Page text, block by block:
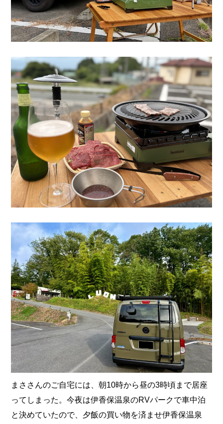
まささんのご自宅には、朝10時から昼の3時頃まで居座
ってしまった。今夜は伊香保温泉のRVパークで車中泊
と決めていたので、夕飯の買い物を済ませ伊香保温泉